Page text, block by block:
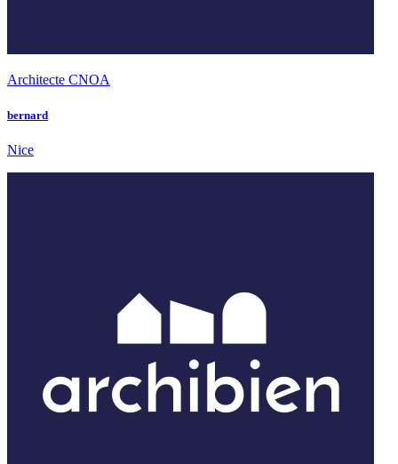
Architecte CNOA
bernard
Nice